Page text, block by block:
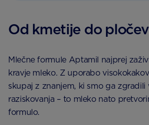
Od kmetije do
Mlečne formule Aptamil najprej
kravje mleko. Z uporabo
skupaj z znanjem, ki smo ga zgradili
raziskovanja – to mleko nato
formulo.